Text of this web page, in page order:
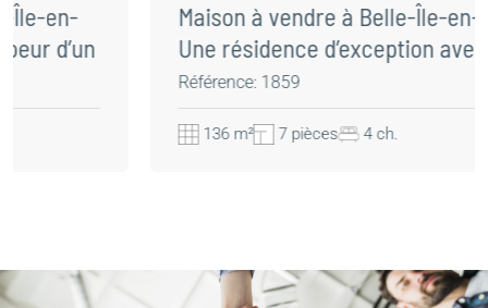
Maison à vendre à Belle-Île-en-Mer :
Une résidence d’exception avec vue
imprenable sur Sauzon
7 pièces 4 ch.